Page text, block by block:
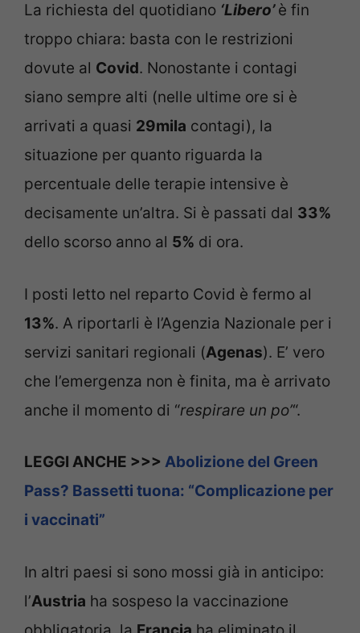
La richiesta del quotidiano ‘Libero’ è fin
troppo chiara: basta con le restrizioni
dovute al Covid. Nonostante i contagi
siano sempre alti (nelle ultime ore si è
arrivati a quasi 29mila contagi), la
situazione per quanto riguarda la
percentuale delle terapie intensive è
decisamente un’altra. Si è passati dal 33%
dello scorso anno al 5% di ora.
I posti letto nel reparto Covid è fermo al
13%. A riportarli è l’Agenzia Nazionale per i
servizi sanitari regionali (Agenas). E’ vero
che l’emergenza non è finita, ma è arrivato
anche il momento di “respirare un po’“.
LEGGI ANCHE >>> Abolizione del Green
Pass? Bassetti tuona: “Complicazione per
i vaccinati”
In altri paesi si sono mossi già in anticipo:
l’Austria ha sospeso la vaccinazione